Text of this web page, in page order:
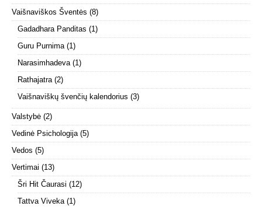
Vaišnaviškos Šventės (8)
Gadadhara Panditas (1)
Guru Purnima(1)
Narasimhadeva(1)
Rathajatra(2)
Vaišnaviškų švenčių kalendorius (3)
Valstybė (2)
Vedinė Psichologija(5)
Vedos (5)
Vertimai (13)
Šri Hit Čaurasi (12)
Tattva Viveka(1)